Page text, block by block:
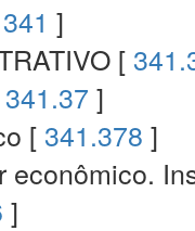
341 ]
[
341.37 ]
[ 341.378 ]
econômico.
]